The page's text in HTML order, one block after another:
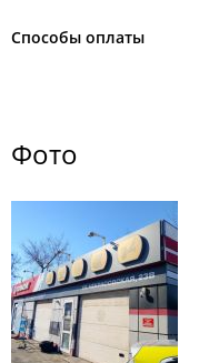
Способы оплаты
Фото